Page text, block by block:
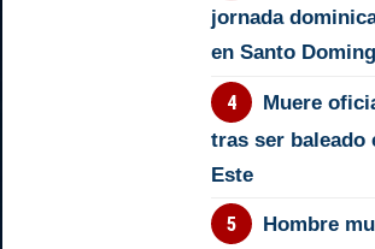
jornada
en Santo
Muere
tras ser baleado
Este
Hombre